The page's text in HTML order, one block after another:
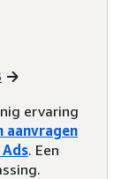
ervaring
aanvragen
. Een